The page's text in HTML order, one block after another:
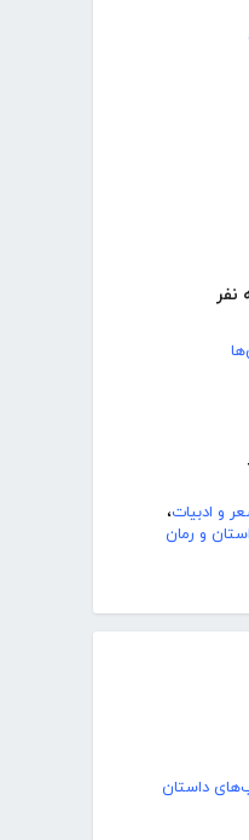
و ادبیات،
و رمان
داستان